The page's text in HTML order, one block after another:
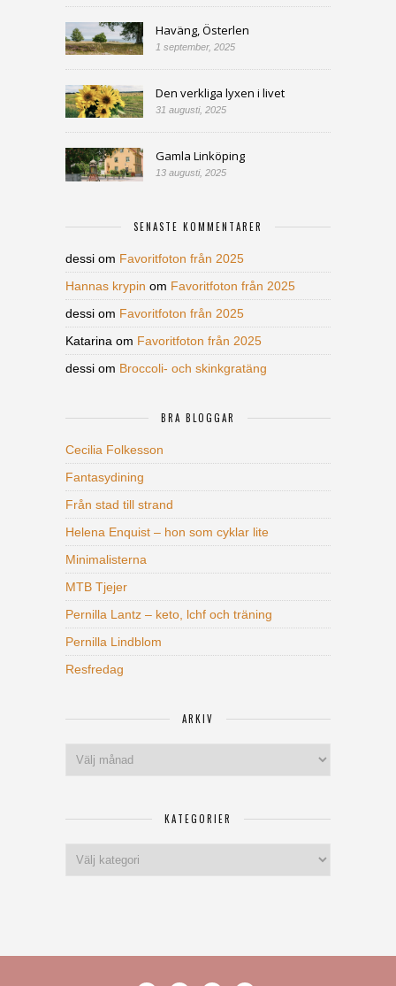
Haväng, Österlen
1 september, 2025
Den verkliga lyxen i livet
31 augusti, 2025
Gamla Linköping
13 augusti, 2025
SENASTE KOMMENTARER
dessi om Favoritfoton från 2025
Hannas krypin om Favoritfoton från 2025
dessi om Favoritfoton från 2025
Katarina om Favoritfoton från 2025
dessi om Broccoli- och skinkgratäng
BRA BLOGGAR
Cecilia Folkesson
Fantasydining
Från stad till strand
Helena Enquist – hon som cyklar lite
Minimalisterna
MTB Tjejer
Pernilla Lantz – keto, lchf och träning
Pernilla Lindblom
Resfredag
ARKIV
KATEGORIER